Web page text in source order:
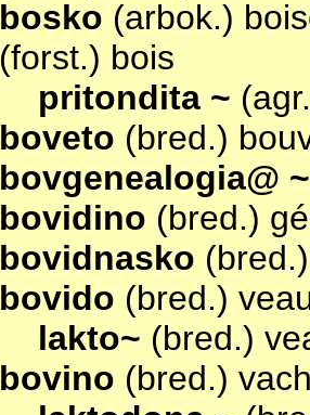
bosko (arbok.)
(forst.) bois
pritondita ~
boveto (bred.)
bovgenealogia@
bovidino (bred.)
bovidnasko
bovido (bred.)
lakto~ (bred.)
bovino (bred.)